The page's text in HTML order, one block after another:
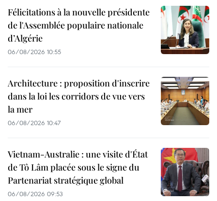
Félicitations à la nouvelle présidente
de l'Assemblée populaire nationale
d’Algérie
06/08/2026 10:55
Architecture : proposition d'inscrire
dans la loi les corridors de vue vers
la mer
06/08/2026 10:47
Vietnam-Australie : une visite d'État
de Tô Lâm placée sous le signe du
Partenariat stratégique global
06/08/2026 09:53